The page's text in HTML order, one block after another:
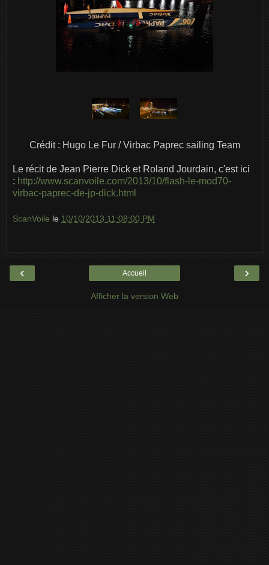
Crédit : Hugo Le Fur / Virbac Paprec sailing Team
Le récit de Jean Pierre Dick et Roland Jourdain, c'est ici
: http://www.scanvoile.com/2013/10/flash-le-mod70-
virbac-paprec-de-jp-dick.html
ScanVoile le 10/10/2013 11:08:00 PM
‹ ›
Accueil
Afficher la version Web